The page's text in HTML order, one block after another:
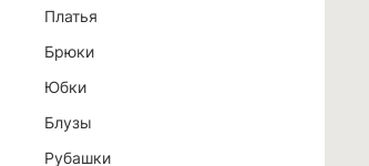
Платья
Брюки
Юбки
Блузы
Рубашки